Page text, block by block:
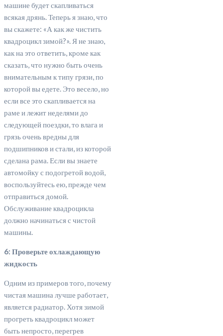
машине будет скапливаться
всякая дрянь. Теперь я знаю, что
вы скажете: «А как же чистить
квадроцикл зимой?». Я не знаю,
как на это ответить, кроме как
сказать, что нужно быть очень
внимательным к типу грязи, по
которой вы едете. Это весело, но
если все это скапливается на
раме и лежит неделями до
следующей поездки, то влага и
грязь очень вредны для
подшипников и стали, из которой
сделана рама. Если вы знаете
автомойку с подогретой водой,
воспользуйтесь ею, прежде чем
отправиться домой.
Обслуживание квадроцикла
должно начинаться с чистой
машины.
6: Проверьте охлаждающую
жидкость
Одним из примеров того, почему
чистая машина лучше работает,
является радиатор. Хотя зимой
прогреть квадроцикл может
быть непросто, перегрев